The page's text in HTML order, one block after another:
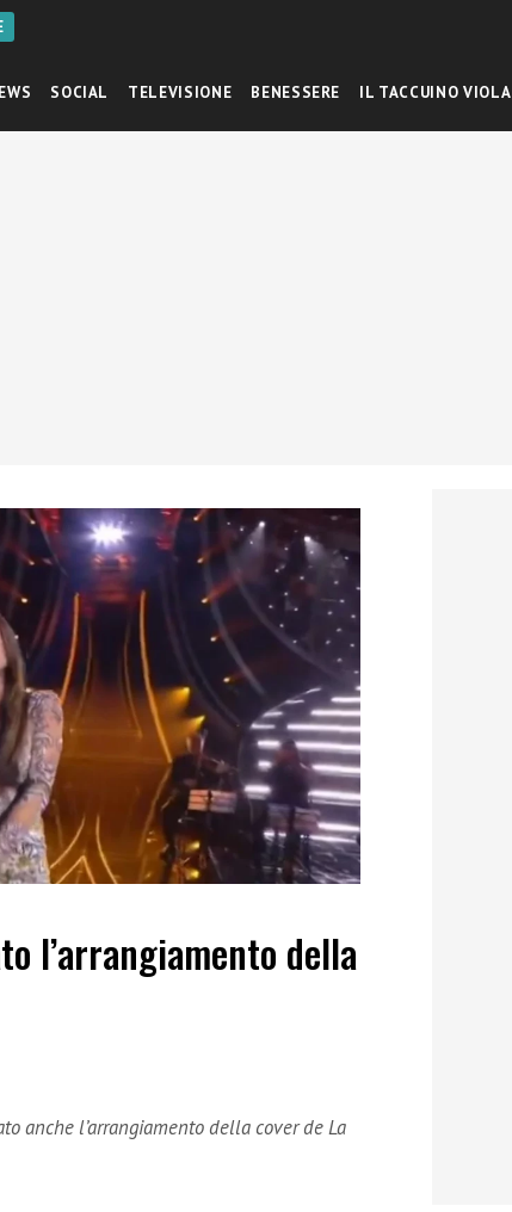
SOCIAL TELEVISIONE BENESSERE IL TACCUINO VIOLA
l’arrangiamento della
anche l’arrangiamento della cover de La